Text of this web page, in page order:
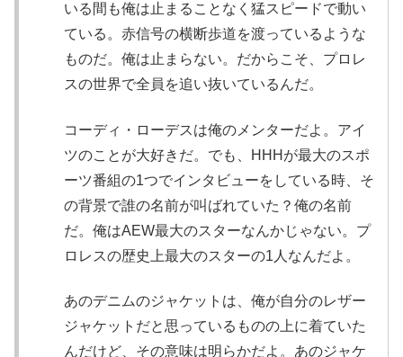
いる間も俺は止まることなく猛スピードで動い
ている。赤信号の横断歩道を渡っているような
ものだ。俺は止まらない。だからこそ、プロレ
スの世界で全員を追い抜いているんだ。
コーディ・ローデスは俺のメンターだよ。アイ
ツのことが大好きだ。でも、HHHが最大のスポ
ーツ番組の1つでインタビューをしている時、そ
の背景で誰の名前が叫ばれていた？俺の名前
だ。俺はAEW最大のスターなんかじゃない。プ
ロレスの歴史上最大のスターの1人なんだよ。
あのデニムのジャケットは、俺が自分のレザー
ジャケットだと思っているものの上に着ていた
んだけど、その意味は明らかだよ。あのジャケ